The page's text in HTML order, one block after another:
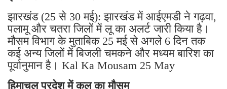
झारखंड (25 से 30 मई): झारखंड में आईएमडी ने गढ़वा,
पलामू और चतरा जिलों में लू का अलर्ट जारी किया है।
मौसम विभाग के मुताबिक 25 मई से अगले 6 दिन तक
कई अन्य जिलों में बिजली चमकने और मध्यम बारिश का
पूर्वानुमान है। Kal Ka Mousam 25 May
हिमाचल प्रदेश में कल का मौसम